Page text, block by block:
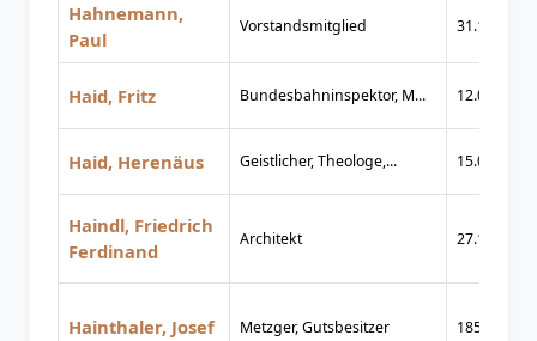
Hahnemann,
Paul
Vorstandsmitglied 31.10.1912
Haid, Fritz Bundesbahninspektor, M... 12.04.1906
Haid, Herenäus Geistlicher, Theologe,... 15.02.1784
Haindl, Friedrich
Ferdinand
Architekt 27.10.1910
Hainthaler, Josef Metzger, Gutsbesitzer 1851